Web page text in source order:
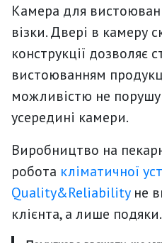
Камера для
візки. Двері в камеру
конструкції дозволяє
вистоюванням
можливістю не
усередині камери.
Виробництво на
робота кліматичної
Quality&Reliabilityне
клієнта, а лише подяки.